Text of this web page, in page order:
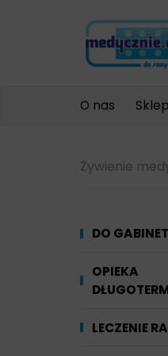
O nas Sklep
Żywienie
DO
Dezynfekcja
OPIEKA
Materiały
LECZENIE